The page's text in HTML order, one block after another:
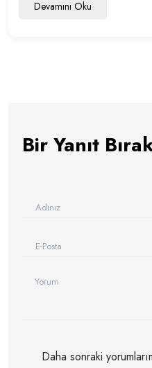
Devamını Oku
Bir Yanıt
Daha sonraki